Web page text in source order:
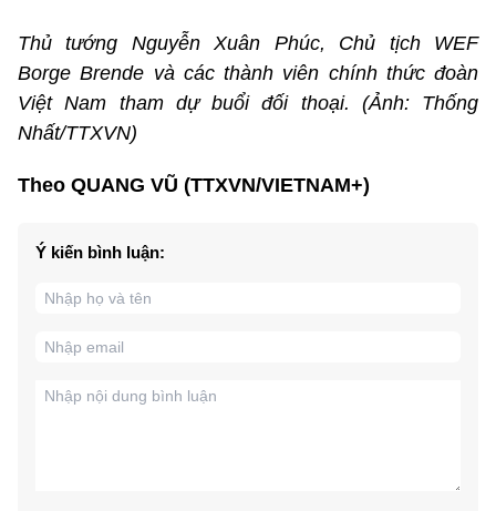
Thủ tướng Nguyễn Xuân Phúc, Chủ tịch WEF
Borge Brende và các thành viên chính thức đoàn
Việt Nam tham dự buổi đối thoại. (Ảnh: Thống
Nhất/TTXVN)
Theo QUANG VŨ (TTXVN/VIETNAM+)
Ý kiến bình luận: